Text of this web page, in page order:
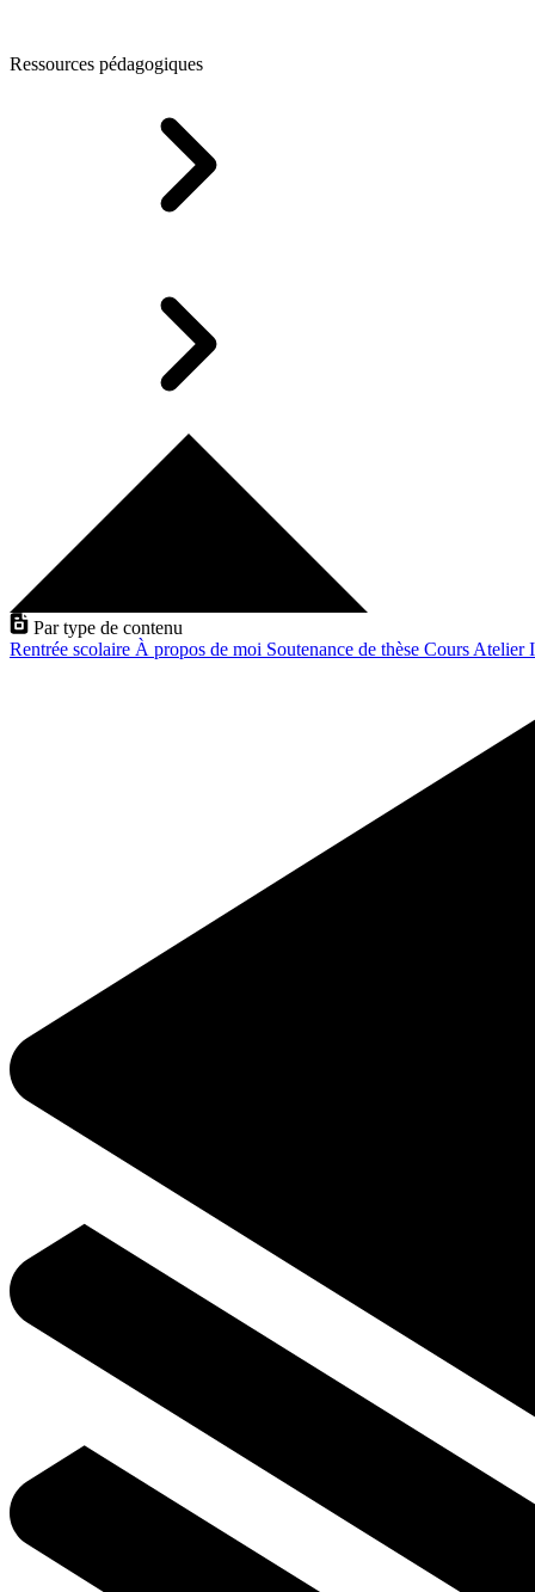
Ressources pédagogiques
Par type de contenu
Rentrée scolaire À propos de moi Soutenance de thèse Cours Atelier